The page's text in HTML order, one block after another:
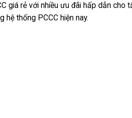
giá rẻ với nhiều ưu đãi hấp dẫn cho
thống PCCC hiện nay.